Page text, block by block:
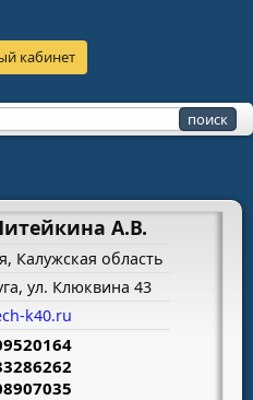
кабинет
А.В.
Калужская область
ул. Клюквина 43
k40.ru